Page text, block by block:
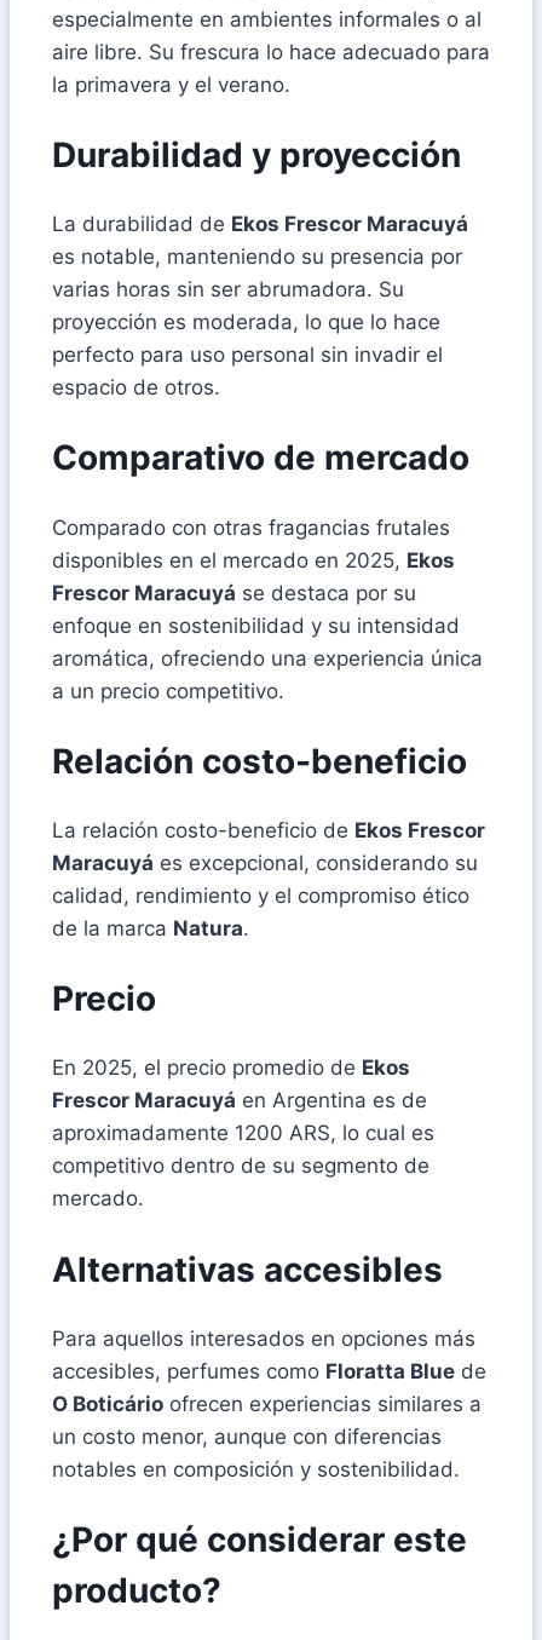
especialmente en ambientes informales o al
aire libre. Su frescura lo hace adecuado para
la primavera y el verano.
Durabilidad y proyección
La durabilidad de Ekos Frescor Maracuyá
es notable, manteniendo su presencia por
varias horas sin ser abrumadora. Su
proyección es moderada, lo que lo hace
perfecto para uso personal sin invadir el
espacio de otros.
Comparativo de mercado
Comparado con otras fragancias frutales
disponibles en el mercado en 2025, Ekos
Frescor Maracuyá se destaca por su
enfoque en sostenibilidad y su intensidad
aromática, ofreciendo una experiencia única
a un precio competitivo.
Relación costo-beneficio
La relación costo-beneficio de Ekos Frescor
Maracuyá es excepcional, considerando su
calidad, rendimiento y el compromiso ético
de la marca Natura.
Precio
En 2025, el precio promedio de Ekos
Frescor Maracuyá en Argentina es de
aproximadamente 1200 ARS, lo cual es
competitivo dentro de su segmento de
mercado.
Alternativas accesibles
Para aquellos interesados en opciones más
accesibles, perfumes como Floratta Blue de
O Boticário ofrecen experiencias similares a
un costo menor, aunque con diferencias
notables en composición y sostenibilidad.
¿Por qué considerar este
producto?